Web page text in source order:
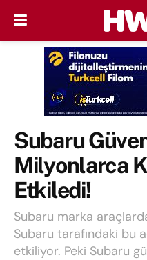
Subaru
Milyonlarca
Etkiledi!
Subaru marka
Subaru tarafındaki bu
etkiliyor. Peki Subaru